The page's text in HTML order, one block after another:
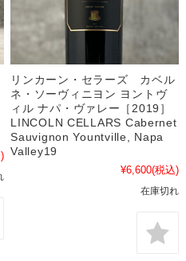
リンカーン・セラーズ カベル
ネ・ソーヴィニヨン ヨントヴ
ィル ナパ・ヴァレー［2019］
LINCOLN CELLARS Cabernet
Sauvignon Yountville, Napa
Valley19
¥6,600(税込)
在庫切れ